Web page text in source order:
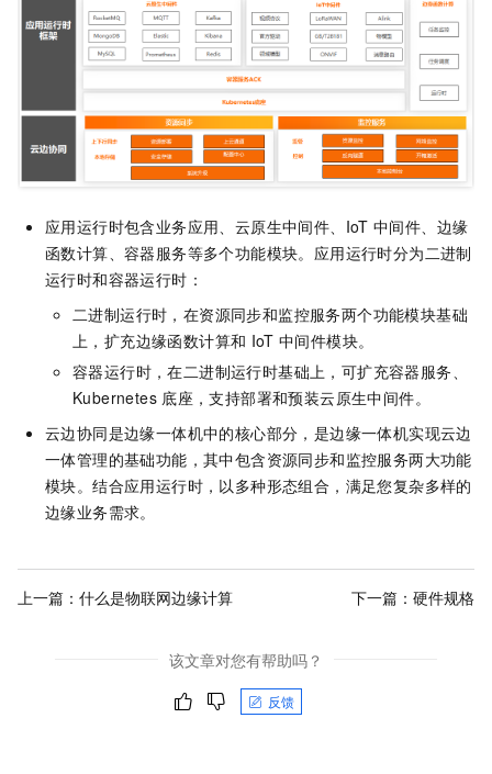
应用运行时包含业务应用、云原生中间件、IoT 中间件、边缘
函数计算、容器服务等多个功能模块。应用运行时分为二进制
运行时和容器运行时：
二进制运行时，在资源同步和监控服务两个功能模块基础
上，扩充边缘函数计算和 IoT 中间件模块。
容器运行时，在二进制运行时基础上，可扩充容器服务、
Kubernetes 底座，支持部署和预装云原生中间件。
云边协同是边缘一体机中的核心部分，是边缘一体机实现云边
一体管理的基础功能，其中包含资源同步和监控服务两大功能
模块。结合应用运行时，以多种形态组合，满足您复杂多样的
边缘业务需求。
上一篇： 什么是物联网边缘计算 下一篇： 硬件规格
该文章对您有帮助吗？
反馈